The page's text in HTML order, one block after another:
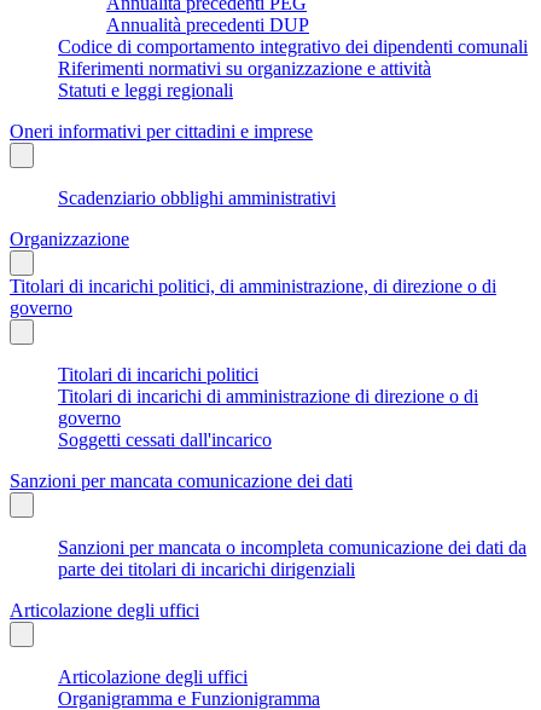
Annualità precedenti DUP
Codice di comportamento integrativo dei dipendenti comunali
Riferimenti normativi su organizzazione e attività
Statuti e leggi regionali
Oneri informativi per cittadini e imprese
Scadenziario obblighi amministrativi
Organizzazione
Titolari di incarichi politici, di amministrazione, di direzione o di
governo
Titolari di incarichi politici
Titolari di incarichi di amministrazione di direzione o di
governo
Soggetti cessati dall'incarico
Sanzioni per mancata comunicazione dei dati
Sanzioni per mancata o incompleta comunicazione dei dati da
parte dei titolari di incarichi dirigenziali
Articolazione degli uffici
Articolazione degli uffici
Organigramma e Funzionigramma